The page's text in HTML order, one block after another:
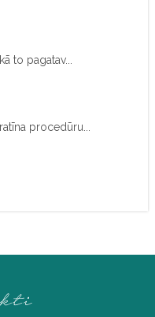
to pagatav...
procedūru...